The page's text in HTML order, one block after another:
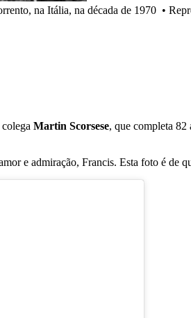
na Itália, na década de 1970 •
Martin Scorsese, que completa 82
e admiração, Francis. Esta foto é de